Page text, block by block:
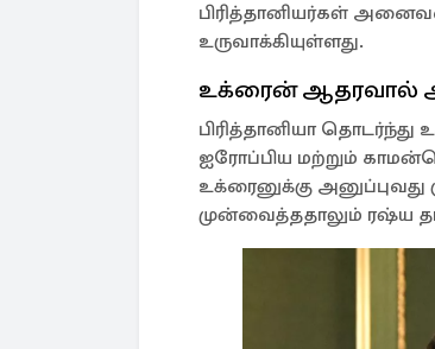
பிரித்தானியர்கள்
உருவாக்கியுள்ளது.
உக்ரைன் ஆதரவால்
பிரித்தானியா தொடர்ந்து
ஐரோப்பிய மற்றும்
உக்ரைனுக்கு அனுப்புவது
முன்வைத்ததாலும் ரஷ்ய